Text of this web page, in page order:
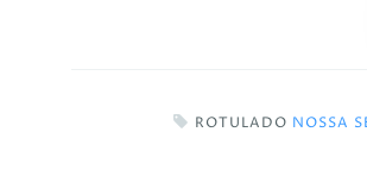
ROTULADO NOSSA